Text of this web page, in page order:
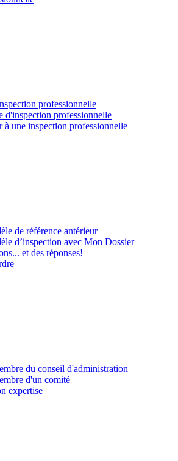
professionnelle
d'inspection professionnelle
à une inspection professionnelle
de référence antérieur
d’inspection avec Mon Dossier
et des réponses!
du conseil d'administration
d'un comité
expertise